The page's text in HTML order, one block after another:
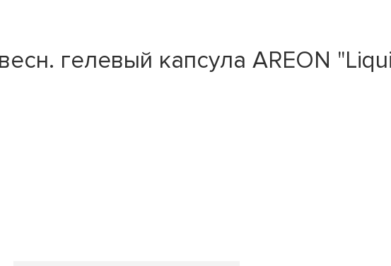
гелевый капсула AREON